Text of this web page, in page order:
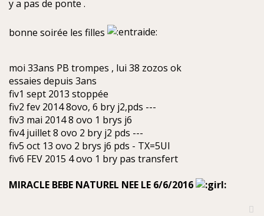
y a pas de ponte .
bonne soirée les filles
moi 33ans PB trompes , lui 38 zozos ok
essaies depuis 3ans
fiv1 sept 2013 stoppée
fiv2 fev 2014 8ovo, 6 bry j2,pds ---
fiv3 mai 2014 8 ovo 1 brys j6
fiv4 juillet 8 ovo 2 bry j2 pds ---
fiv5 oct 13 ovo 2 brys j6 pds - TX=5UI
fiv6 FEV 2015 4 ovo 1 bry pas transfert
MIRACLE BEBE NATUREL NEE LE 6/6/2016